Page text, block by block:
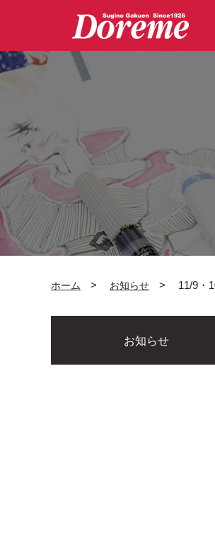
グ
ロ
ナ
ー
ョ
ン
本
文
ロ
ー
ビ
シ
ン
へ
フ
ッ
ホーム > お知らせ > 11/9・
お知らせ